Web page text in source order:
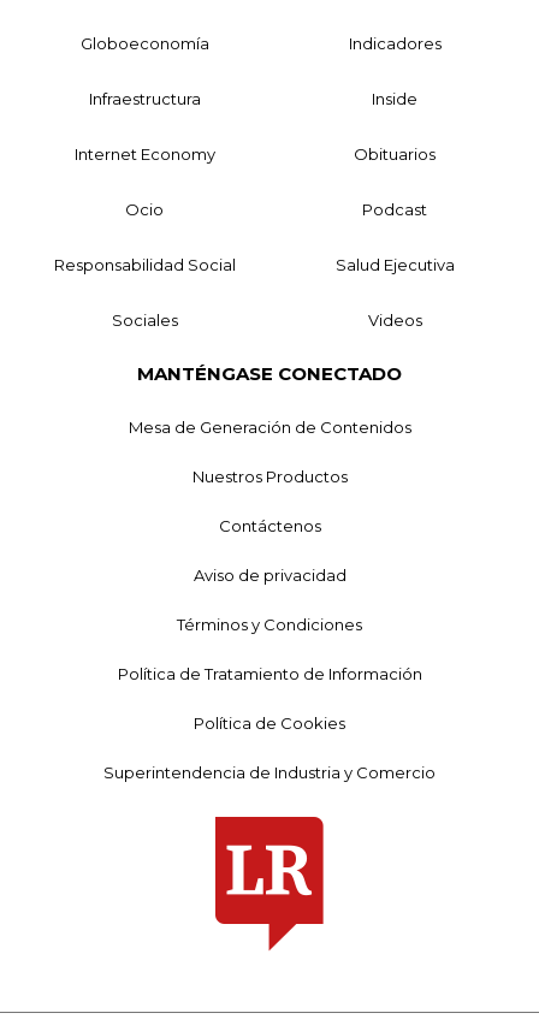
Globoeconomía Indicadores
Infraestructura Inside
Internet Economy Obituarios
Ocio Podcast
Responsabilidad Social Salud Ejecutiva
Sociales Videos
MANTÉNGASE CONECTADO
Mesa de Generación de Contenidos
Nuestros Productos
Contáctenos
Aviso de privacidad
Términos y Condiciones
Política de Tratamiento de Información
Política de Cookies
Superintendencia de Industria y Comercio